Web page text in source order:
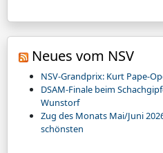
Neues vom NSV
NSV-Grandprix: Kurt Pape-
DSAM-Finale beim
Wunstorf
Zug des Monats Mai/Juni
schönsten